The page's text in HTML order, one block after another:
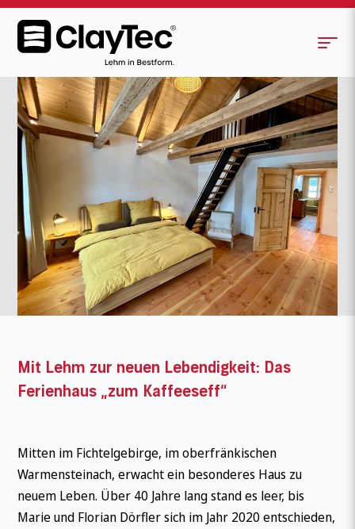
Ferienhaus zum Kaffeeseff >
Mit Lehm zur neuen Lebendigkeit: Das
Ferienhaus „zum Kaffeeseff“
Mitten im Fichtelgebirge, im oberfränkischen
Warmensteinach, erwacht ein besonderes Haus zu
neuem Leben. Über 40 Jahre lang stand es leer, bis
Marie und Florian Dörfler sich im Jahr 2020 entschieden,